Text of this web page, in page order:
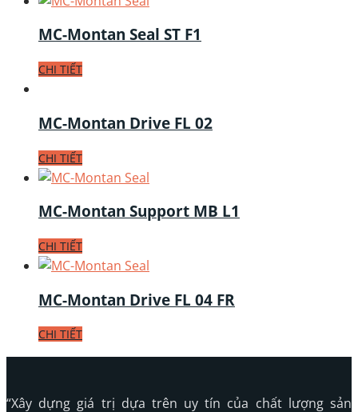
MC-Montan Seal ST F1
CHI TIẾT
MC-Montan Drive FL 02
CHI TIẾT
MC-Montan Support MB L1
CHI TIẾT
MC-Montan Drive FL 04 FR
CHI TIẾT
“Xây dựng giá trị dựa trên uy tín của chất lượng sản